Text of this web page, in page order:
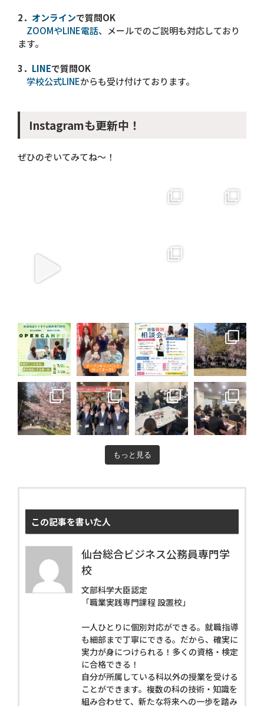
2． オンラインで質問OK
ZOOMやLINE電話、メールでのご説明も対応しており
ます。
3． LINEで質問OK
学校公式LINEからも受け付けております。
Instagramも更新中！
ぜひのぞいてみてね～！
もっと見る
この記事を書いた人
仙台総合ビジネス公務員専門学
校
文部科学大臣認定
「職業実践専門課程 設置校」
一人ひとりに個別対応ができる。就職指導
も細部まで丁寧にできる。だから、確実に
実力が身につけられる！多くの資格・検定
に合格できる！
自分が所属している科以外の授業を受ける
ことができます。複数の科の技術・知識を
組み合わせて、新たな将来への一歩を踏み